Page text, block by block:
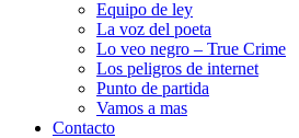
Equipo de ley
La voz del poeta
Lo veo negro – True Crime
Los peligros de internet
Punto de partida
Vamos a mas
Contacto